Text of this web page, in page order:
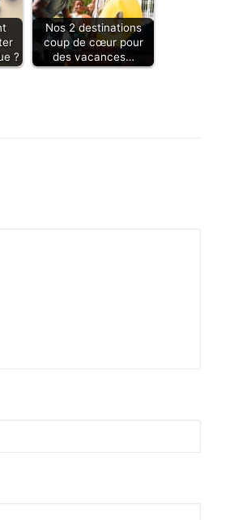
?
Nos 2 destinations
coup de cœur pour
des vacances…